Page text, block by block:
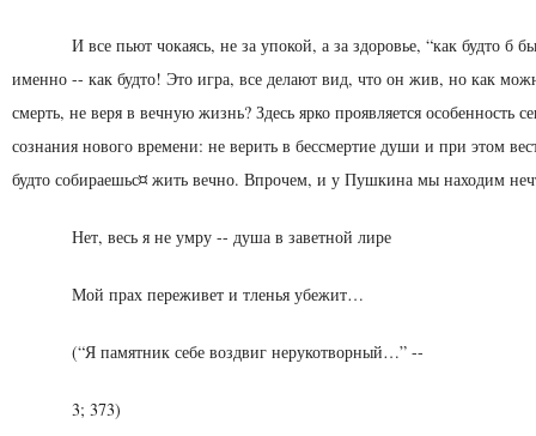
И все пьют чокаясь, не за упокой, а за здоровье, “как буд­то б
именно -- как будто! Это игра, все де­лают вид, что он жив, но как
смерть, не веря в вечную жизнь? Здесь ярко проявляется особен­ность
сознания нового времени: не ве­рить в бессмертие души и при этом
буд­то собираешьс¤ жить вечно. Впрочем, и у Пушкина мы на­ходим
Нет, весь я не умру -- душа в заветной лире
Мой прах переживет и тленья убежит…
(“Я памятник себе воздвиг нерукотворный…” --
3; 373)